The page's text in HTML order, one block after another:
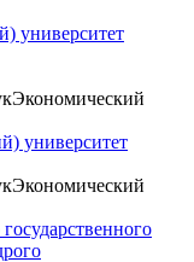
университет
Экономический
университет
Экономический